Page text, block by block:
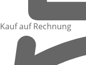
Kauf auf Rechnung